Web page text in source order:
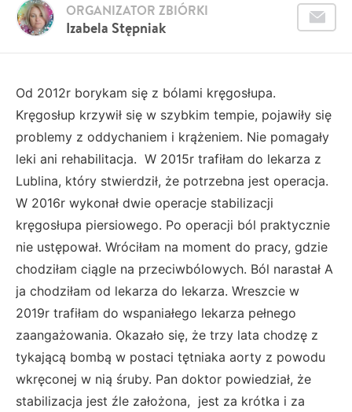
Izabela Stępniak
ORGANIZATOR ZBIÓRKI
Od 2012r borykam się z bólami kręgosłupa.
Kręgosłup krzywił się w szybkim tempie, pojawiły się
problemy z oddychaniem i krążeniem. Nie pomagały
leki ani rehabilitacja. W 2015r trafiłam do lekarza z
Lublina, który stwierdził, że potrzebna jest operacja.
W 2016r wykonał dwie operacje stabilizacji
kręgosłupa piersiowego. Po operacji ból praktycznie
nie ustępował. Wróciłam na moment do pracy, gdzie
chodziłam ciągle na przeciwbólowych. Ból narastał A
ja chodziłam od lekarza do lekarza. Wreszcie w
2019r trafiłam do wspaniałego lekarza pełnego
zaangażowania. Okazało się, że trzy lata chodzę z
tykającą bombą w postaci tętniaka aorty z powodu
wkręconej w nią śruby. Pan doktor powiedział, że
stabilizacja jest źle założona, jest za krótka i za